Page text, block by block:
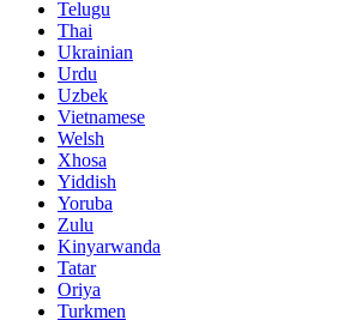
Telugu
Thai
Ukrainian
Urdu
Uzbek
Vietnamese
Welsh
Xhosa
Yiddish
Yoruba
Zulu
Kinyarwanda
Tatar
Oriya
Turkmen